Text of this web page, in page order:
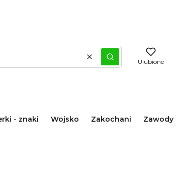
WyczyśćSzukaj Ulubione
- znaki Wojsko Zakochani Zawody